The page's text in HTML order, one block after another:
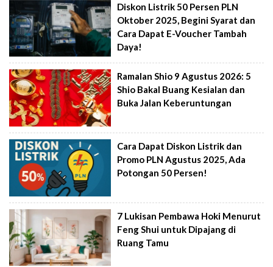
Diskon Listrik 50 Persen PLN
Oktober 2025, Begini Syarat dan
Cara Dapat E-Voucher Tambah
Daya!
Ramalan Shio 9 Agustus 2026: 5
Shio Bakal Buang Kesialan dan
Buka Jalan Keberuntungan
Cara Dapat Diskon Listrik dan
Promo PLN Agustus 2025, Ada
Potongan 50 Persen!
7 Lukisan Pembawa Hoki Menurut
Feng Shui untuk Dipajang di
Ruang Tamu